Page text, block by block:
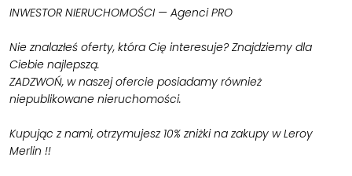
INWESTOR NIERUCHOMOŚCI — Agenci PRO
Nie znalazłeś oferty, która Cię interesuje? Znajdziemy dla
Ciebie najlepszą.
ZADZWOŃ, w naszej ofercie posiadamy również
niepublikowane nieruchomości.
Kupując z nami, otrzymujesz 10% zniżki na zakupy w Leroy
Merlin !!